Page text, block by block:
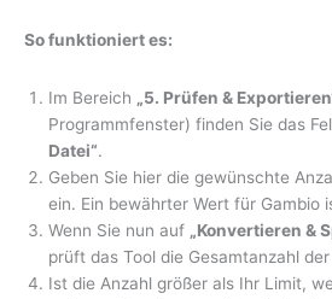
So funktioniert es:
Im Bereich „5. Prüfen &
Programmfenster) finden Sie das
Datei“.
Geben Sie hier die gewünschte
ein. Ein bewährter Wert für Gambio
Wenn Sie nun auf „Konvertieren &
prüft das Tool die Gesamtanzahl
Ist die Anzahl größer als Ihr Limit,